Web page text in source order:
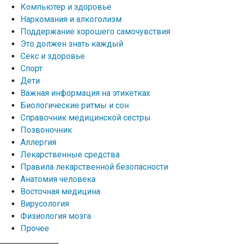
Компьютер и здоровье
Наркомания и алкоголизм
Поддержание хорошего самочувствия
Это должен знать каждый
Секс и здоровье
Спорт
Дети
Важная информация на этикетках
Биологические ритмы и сон
Справочник медицинской сестры
Позвоночник
Аллергия
Лекарственные средства
Правила лекарственной безопасности
Aнатомия человека
Восточная медицина
Вирусология
Физиология мозга
Прочее